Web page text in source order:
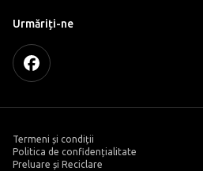
Urmăriți-ne
Termeni și condiții
Politica de confidențialitate
Preluare și Reciclare